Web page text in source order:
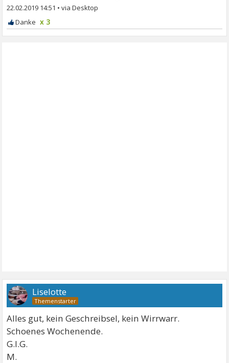
22.02.2019 14:51 •
x 3
Liselotte
Alles gut, kein Geschreibsel, kein Wirrwarr.
Schoenes Wochenende.
G.l.G.
M.